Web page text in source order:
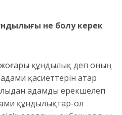
не болу керек
құндылық деп оның
қасиеттерін атар
адамды ерекшелеп
құндылықтар-ол